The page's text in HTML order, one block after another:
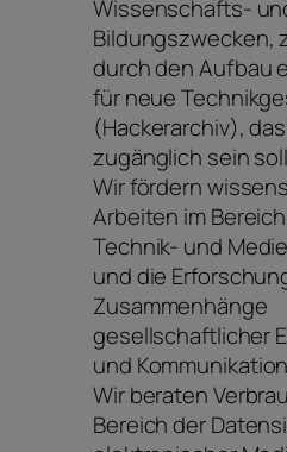
Wissenschafts-
Bildungszwecken,
durch den Aufbau
für neue
(Hackerarchiv),
zugänglich sein
Wir fördern
Arbeiten im
Technik- und
und die
Zusammenhänge
gesellschaftlicher
und
Wir beraten
Bereich der